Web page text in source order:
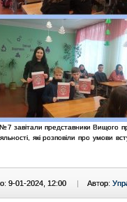
завітали представники Вищого
які розповіли про умови
9-01-2024, 12:00 | Автор: